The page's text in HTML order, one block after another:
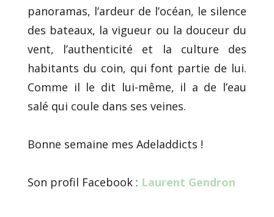
panoramas, l’ardeur de l’océan, le silence
des bateaux, la vigueur ou la douceur du
vent, l’authenticité et la culture des
habitants du coin, qui font partie de lui.
Comme il le dit lui-même, il a de l’eau
salé qui coule dans ses veines.
Bonne semaine mes Adeladdicts !
Son profil Facebook : Laurent Gendron